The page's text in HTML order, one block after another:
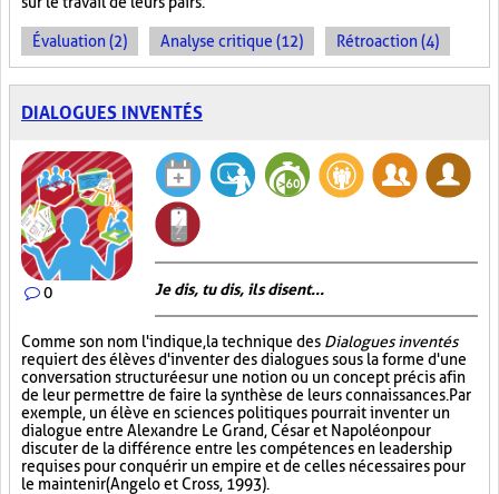
Évaluation (2) Analyse critique (12) Rétroaction (4)
DIALOGUES INVENTÉS
0 Je dis, tu dis, ils disent...
Comme son nom l'indique, la technique des Dialogues inventés
requiert des élèves d'inventer des dialogues sous la forme d'une
conversation structurée sur une notion ou un concept précis afin
de leur permettre de faire la synthèse de leurs connaissances. Par
exemple, un élève en sciences politiques pourrait inventer un
dialogue entre Alexandre Le Grand, César et Napoléon pour
discuter de la différence entre les compétences en leadership
requises pour conquérir un empire et de celles nécessaires pour
le maintenir (Angelo et Cross, 1993).